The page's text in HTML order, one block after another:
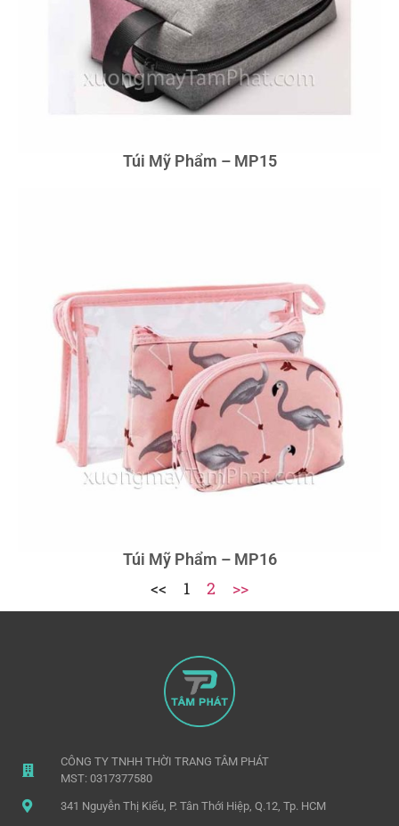
Túi Mỹ Phẩm – MP15
Túi Mỹ Phẩm – MP16
<< 1 2 >>
CÔNG TY TNHH THỜI TRANG TÂM PHÁT
MST: 0317377580
341 Nguyễn Thị Kiểu, P. Tân Thới Hiệp, Q.12, Tp. HCM